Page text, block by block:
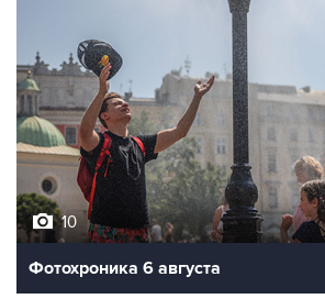
10
Фотохроника 6 августа